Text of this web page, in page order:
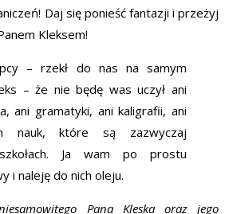
Daj się ponieść fantazji i przeżyj
Kleksem!
– rzekł do nas na samym
– że nie będę was uczył ani
ani gramatyki, ani kaligrafii, ani
nauk, które są zazwyczaj
Ja wam po prostu
i naleję do nich oleju.
Pana Kleska oraz jego